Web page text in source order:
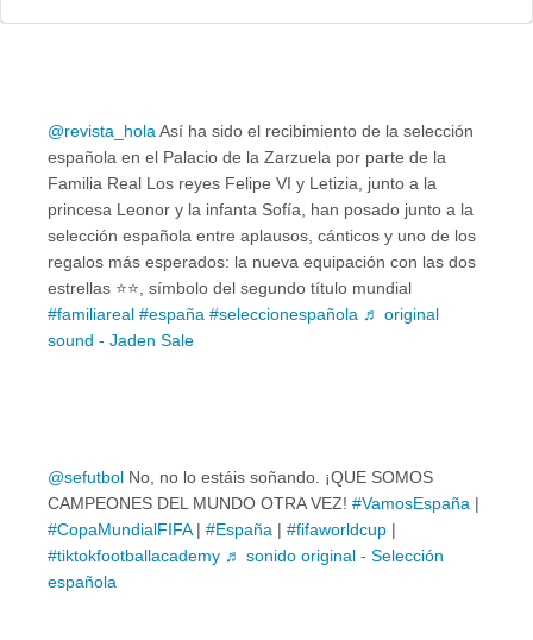
@revista_hola Así ha sido el recibimiento de la selección
española en el Palacio de la Zarzuela por parte de la
Familia Real Los reyes Felipe VI y Letizia, junto a la
princesa Leonor y la infanta Sofía, han posado junto a la
selección española entre aplausos, cánticos y uno de los
regalos más esperados: la nueva equipación con las dos
estrellas ⭐️⭐️, símbolo del segundo título mundial
#familiareal #españa #seleccionespañola ♬ original
sound - Jaden Sale
@sefutbol No, no lo estáis soñando. ¡QUE SOMOS
CAMPEONES DEL MUNDO OTRA VEZ! #VamosEspaña |
#CopaMundialFIFA| #España | #fifaworldcup |
#tiktokfootballacademy ♬ sonido original - Selección
española